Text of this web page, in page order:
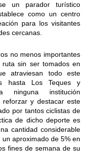
un parador turístico
como un centro
para los visitantes
cercanas.
no menos importantes
sin ser tomados en
atraviesan todo este
hasta Los Teques y
ninguna institución
y destacar este
por tantos ciclistas de
de dicho deporte es
cantidad considerable
aproximado de 5% en
fines de semana de su